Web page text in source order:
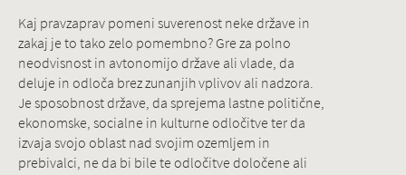
Kaj pravzaprav pomeni suverenost neke države in
zakaj je to tako zelo pomembno? Gre za polno
neodvisnost in avtonomijo države ali vlade, da
deluje in odloča brez zunanjih vplivov ali nadzora.
Je sposobnost države, da sprejema lastne politične,
ekonomske, socialne in kulturne odločitve ter da
izvaja svojo oblast nad svojim ozemljem in
prebivalci, ne da bi bile te odločitve določene ali